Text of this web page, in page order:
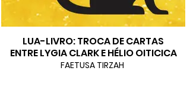
LUA-LIVRO: TROCA DE CARTAS
ENTRE LYGIA CLARK E HÉLIO OITICICA
FAETUSA TIRZAH